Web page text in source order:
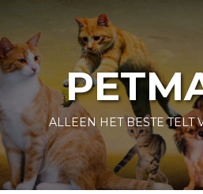
content
ALLEEN HET BESTE TELT